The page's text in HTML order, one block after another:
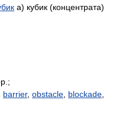
а) кубик (концентрата)
barrier, obstacle blockade